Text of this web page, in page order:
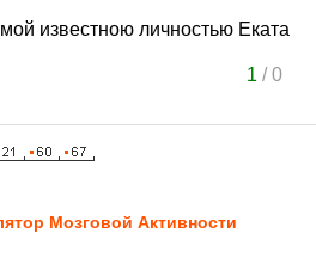
известною личностью Еката
1 /0
Мозговой Активности